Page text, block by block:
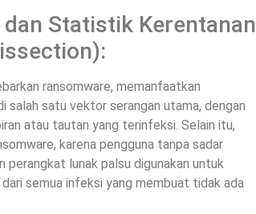
Statistik Kerentanan
ransomware, memanfaatkan
salah satu vektor serangan utama, dengan
atau tautan yang terinfeksi. Selain itu,
karena pengguna tanpa sadar
perangkat lunak palsu digunakan untuk
semua infeksi yang membuat tidak ada